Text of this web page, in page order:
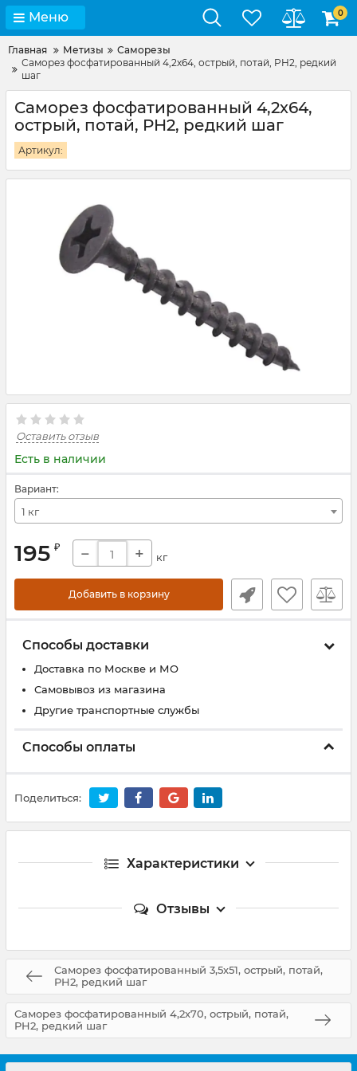
Меню 0
Главная Метизы
Саморезы
Саморез фосфатированный 4,2х64, острый, потай, PH2, редкий
шаг
Саморез фосфатированный 4,2х64,
острый, потай, PH2, редкий шаг
Артикул:
Оставить отзыв
Есть в наличии
Вариант:
1 кг
195 ₽ − + кг
Добавить в корзину
Способы доставки
Доставка по Москве и МО
Самовывоз из магазина
Другие транспортные службы
Способы оплаты
Поделиться:
Характеристики
Отзывы
Саморез фосфатированный 3,5х51, острый, потай,
PH2, редкий шаг
Саморез фосфатированный 4,2х70, острый, потай,
PH2, редкий шаг